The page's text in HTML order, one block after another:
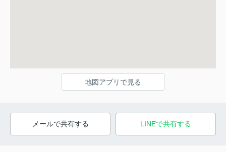
地図アプリで見る
メールで共有する LINEで共有する